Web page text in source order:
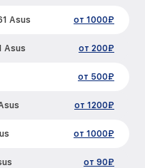
Asus от 1000₽
Asus от 200₽
от 500₽
от 1200₽
от 1000₽
от 90₽